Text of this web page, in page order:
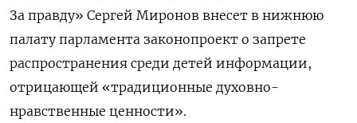
За правду» Сергей Миронов внесет в нижнюю
палату парламента законопроект о запрете
распространения среди детей информации,
отрицающей «традиционные духовно-
нравственные ценности».